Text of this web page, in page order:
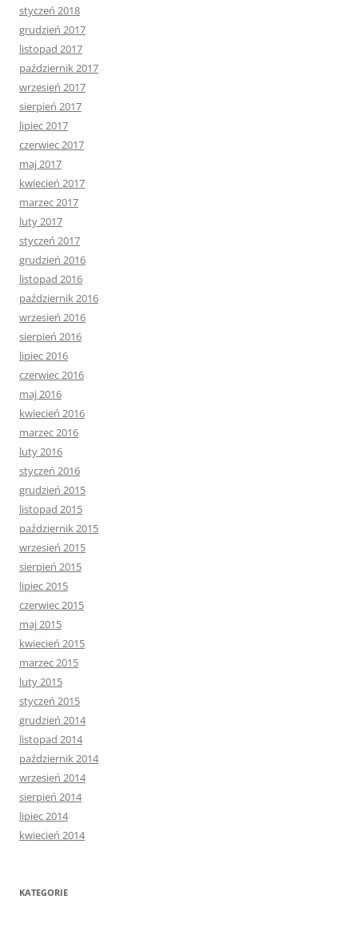
styczeń 2018
grudzień 2017
listopad 2017
październik 2017
wrzesień 2017
sierpień 2017
lipiec 2017
czerwiec 2017
maj 2017
kwiecień 2017
marzec 2017
luty 2017
styczeń 2017
grudzień 2016
listopad 2016
październik 2016
wrzesień 2016
sierpień 2016
lipiec 2016
czerwiec 2016
maj 2016
kwiecień 2016
marzec 2016
luty 2016
styczeń 2016
grudzień 2015
listopad 2015
październik 2015
wrzesień 2015
sierpień 2015
lipiec 2015
czerwiec 2015
maj 2015
kwiecień 2015
marzec 2015
luty 2015
styczeń 2015
grudzień 2014
listopad 2014
październik 2014
wrzesień 2014
sierpień 2014
lipiec 2014
kwiecień 2014
KATEGORIE